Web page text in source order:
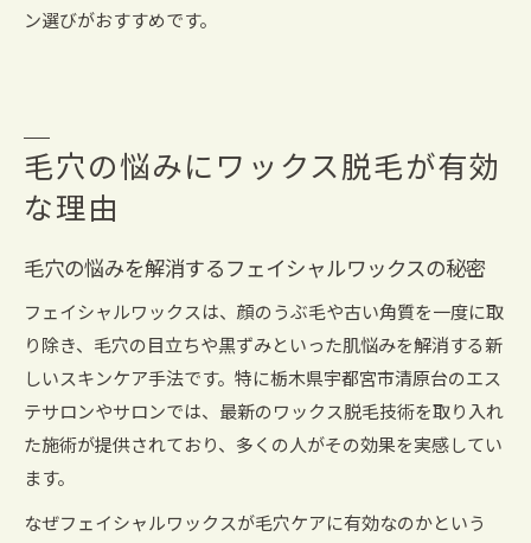
ン選びがおすすめです。
毛穴の悩みにワックス脱毛が有効
な理由
毛穴の悩みを解消するフェイシャルワックスの秘密
フェイシャルワックスは、顔のうぶ毛や古い角質を一度に取
り除き、毛穴の目立ちや黒ずみといった肌悩みを解消する新
しいスキンケア手法です。特に栃木県宇都宮市清原台のエス
テサロンやサロンでは、最新のワックス脱毛技術を取り入れ
た施術が提供されており、多くの人がその効果を実感してい
ます。
なぜフェイシャルワックスが毛穴ケアに有効なのかという